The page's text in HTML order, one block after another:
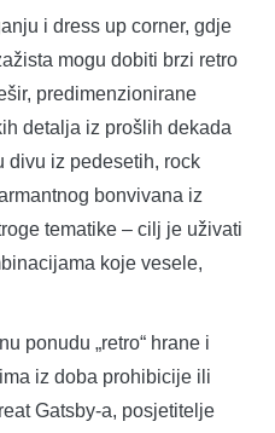
i dress up corner, gdje
mogu dobiti brzi retro
predimenzionirane
detalja iz prošlih dekada
divu iz pedesetih, rock
bonvivana iz
tematike – cilj je uživati
koje vesele,
ponudu „retro“ hrane i
iz doba prohibicije ili
Gatsby-a, posjetitelje